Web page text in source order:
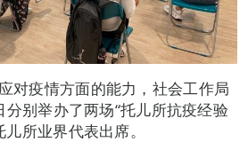
对疫情方面的能力，社会工作局
别举办了两场“托儿所抗疫经验
所业界代表出席。